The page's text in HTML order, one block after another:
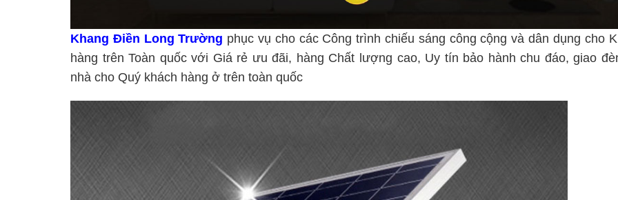
Khang Điền Long Trường phục vụ cho các Công trình chiếu sáng công cộng và dân dụng cho
hàng trên Toàn quốc với Giá rẻ ưu đãi, hàng Chất lượng cao, Uy tín bảo hành chu đáo, giao
nhà cho Quý khách hàng ở trên toàn quốc